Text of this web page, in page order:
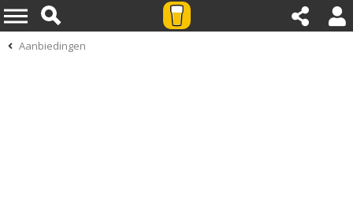
Aanbiedingen